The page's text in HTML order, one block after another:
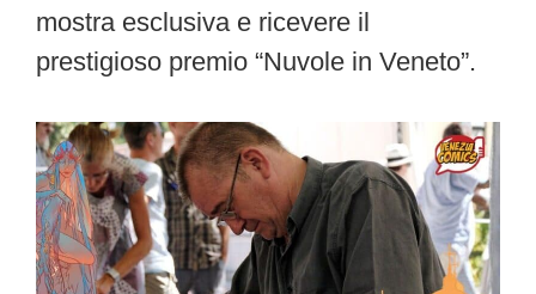
mostra esclusiva e ricevere il
prestigioso premio “Nuvole in Veneto”.